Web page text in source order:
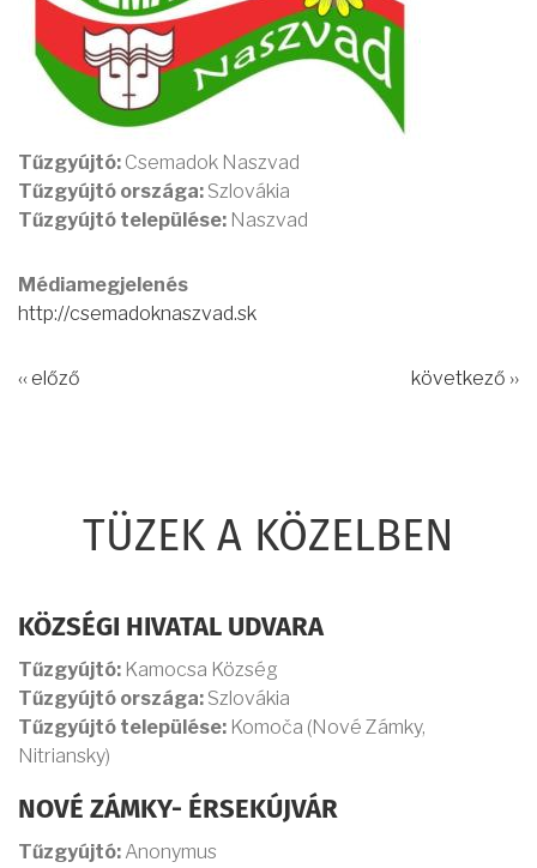
Tűzgyújtó: Csemadok Naszvad
Tűzgyújtó országa: Szlovákia
Tűzgyújtó települése: Naszvad
Médiamegjelenés
http://csemadoknaszvad.sk
‹‹ előző következő ››
TÜZEK A KÖZELBEN
KÖZSÉGI HIVATAL UDVARA
Tűzgyújtó: Kamocsa Község
Tűzgyújtó országa: Szlovákia
Tűzgyújtó települése: Komoča (Nové Zámky,
Nitriansky)
NOVÉ ZÁMKY- ÉRSEKÚJVÁR
Tűzgyújtó: Anonymus